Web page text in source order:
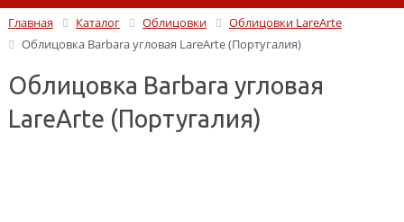
Главная Каталог Облицовки
Облицовки LareArte
Облицовка Barbara угловая LareArte (Португалия)
Облицовка Barbara угловая
LareArte (Португалия)